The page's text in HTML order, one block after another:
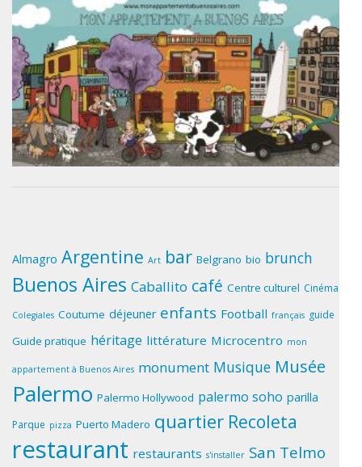
Almagro Argentine Art bar Belgrano bio brunch
Buenos Aires Caballito café Centre culturel Cinéma
Colegiales Coutume déjeuner enfants Football français guide
Guide pratique héritage littérature Microcentro mon
appartement à Buenos Aires monument Musique Musée
Palermo Palermo Hollywood palermo soho parilla
Parque pizza Puerto Madero quartier Recoleta
restaurant restaurants s'installer San Telmo